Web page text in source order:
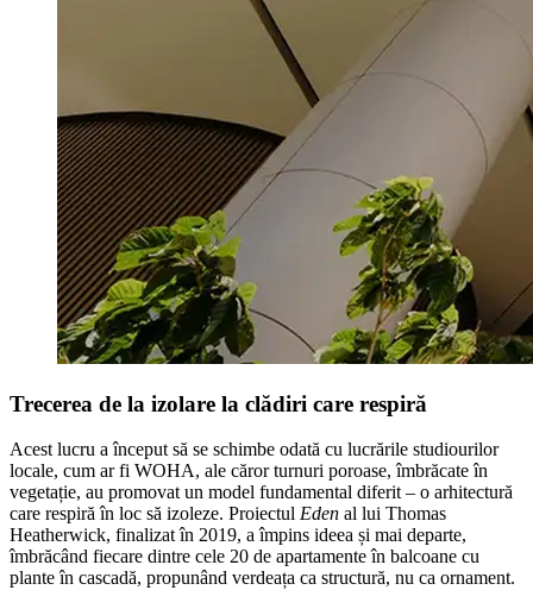
Trecerea de la izolare la clădiri care respiră
Acest lucru a început să se schimbe odată cu lucrările studiourilor
locale, cum ar fi WOHA, ale căror turnuri poroase, îmbrăcate în
vegetație, au promovat un model fundamental diferit – o arhitectură
care respiră în loc să izoleze. Proiectul Eden al lui Thomas
Heatherwick, finalizat în 2019, a împins ideea și mai departe,
îmbrăcând fiecare dintre cele 20 de apartamente în balcoane cu
plante în cascadă, propunând verdeața ca structură, nu ca ornament.